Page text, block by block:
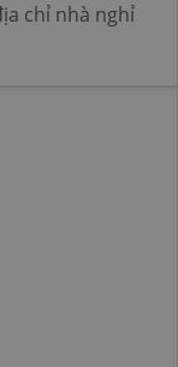
chỉ nhà nghỉ